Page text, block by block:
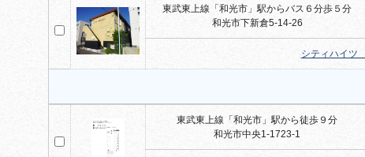
東武東上線「和光市」駅からバス６分歩５分
和光市下新倉5-14-26
シティハイツ
東武東上線「和光市」駅から徒歩９分
和光市中央1-1723-1